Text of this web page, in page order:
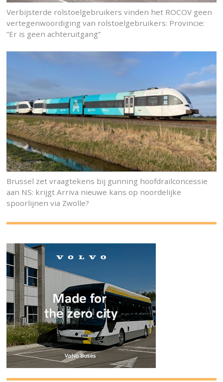
Verbijsterde rolstoelgebruikers vinden het ROCOV geen
vertegenwoordiging van rolstoelgebruikers: Provincie:
“Er is geen achteruitgang”
Brussel zet vraagtekens bij gunning hoofdrailconcessie
aan NS: krijgt Arriva nieuwe kans op noordelijke
spoorlijnen via Zwolle?